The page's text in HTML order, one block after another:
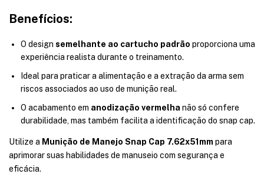
Benefícios:
O design semelhante ao cartucho padrão proporciona uma
experiência realista durante o treinamento.
Ideal para praticar a alimentação e a extração da arma sem
riscos associados ao uso de munição real.
O acabamento em anodização vermelha não só confere
durabilidade, mas também facilita a identificação do snap cap.
Utilize a Munição de Manejo Snap Cap 7.62x51mm para
aprimorar suas habilidades de manuseio com segurança e
eficácia.